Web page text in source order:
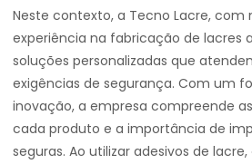
Neste contexto, a Tecno Lacre, com
experiência na fabricação de lacres
soluções personalizadas que
exigências de segurança. Com um
inovação, a empresa compreende
cada produto e a importância de
seguras. Ao utilizar adesivos de